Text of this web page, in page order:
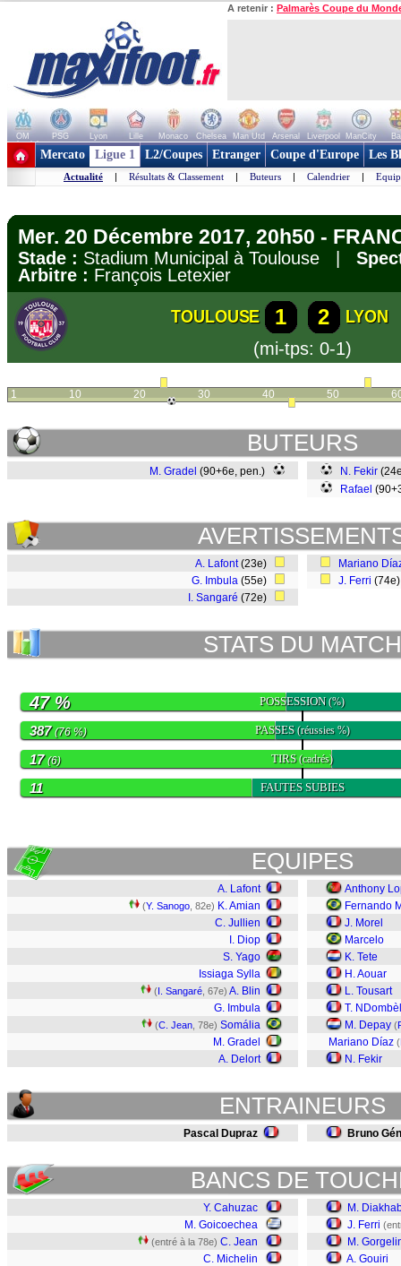
A retenir : Palmarès Coupe du
OM PSG Lyon Lille Monaco Chelsea Man Utd Arsenal Liverpool ManCity
+ de clubs
Mercato Ligue 1 L2/Coupes Etranger Coupe d'Europe Les
Actualité | Résultats & Classement | Buteurs | Calendrier |
Mer. 20 Décembre 2017, 20h50 -
Stade : Stadium Municipal à Toulouse |
Arbitre : François Letexier
TOULOUSE 1 2
LYON
(mi-tps: 0-1)
1 10 20 30 40 50
BUTEURS
M. Gradel (90+6e, pen.) N. Fekir
Rafael
A. Lafont(23e)
G. Imbula (55e)
I. Sangaré (72e)
Mariano
J. Ferri
STATS DU MATCH
POSSESSION(%)
47 %
PASSES(réussies %)
387(76 %)
TIRS(cadrés)
17(6)
FAUTES SUBIES
11
EQUIPES
A. Lafont
(Y. Sanogo , 82e) K. Amian
C. Jullien
I. Diop
S. Yago
Issiaga Sylla
(I. Sangaré , 67e) A. Blin
G. Imbula
(C. Jean , 78e) Somália
M. Gradel
A. Delort
Anthony
Fernando
J. Morel
Marcelo
K. Tete
H. Aouar
L. Tousart
T.
M. Depay (
Mariano Díaz (
N. Fekir
ENTRAINEURS
Pascal Dupraz Bruno
BANCS DE
Y. Cahuzac
M. Goicoechea
(entré à la 78e) C. Jean
C. Michelin
M.
J. Ferri
M.
A. Gouiri